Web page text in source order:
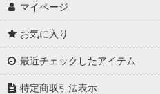
マイページ
お気に入り
最近チェックしたアイテム
特定商取引法表示